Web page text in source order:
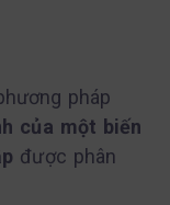
pháp
của một biến
được phân